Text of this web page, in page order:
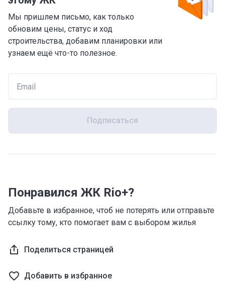
Мы пришлем письмо, как только
обновим цены, статус и ход
строительства, добавим планировки или
узнаем ещё что-то полезное.
Подписаться
Понравился ЖК Rio+?
Добавьте в избранное, чтоб не потерять или отправьте
ссылку тому, кто помогает вам с выбором жилья
Поделиться страницей
Добавить в избранное